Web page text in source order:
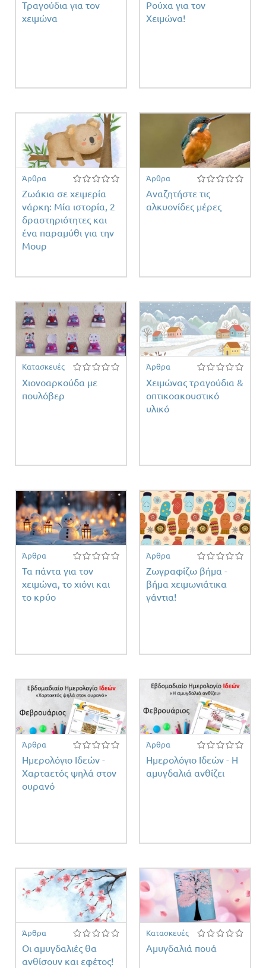
Τραγούδια για τον
χειμώνα
Ρούχα για τον
Χειμώνα!
Άρθρα
Ζωάκια σε χειμερία
νάρκη: Μία ιστορία, 2
δραστηριότητες και
ένα παραμύθι για την
Μουρ
Άρθρα
Αναζητήστε τις
αλκυονίδες μέρες
Κατασκευές
Χιονοαρκούδα με
πουλόβερ
Άρθρα
Χειμώνας τραγούδια &
οπτικοακουστικό
υλικό
Άρθρα
Τα πάντα για τον
χειμώνα, το χιόνι και
το κρύο
Άρθρα
Ζωγραφίζω βήμα -
βήμα χειμωνιάτικα
γάντια!
Άρθρα
Ημερολόγιο Ιδεών -
Χαρταετός ψηλά στον
ουρανό
Άρθρα
Ημερολόγιο Ιδεών - Η
αμυγδαλιά ανθίζει
Άρθρα
Οι αμυγδαλιές θα
ανθίσουν και εφέτος!
Κατασκευές
Αμυγδαλιά πουά